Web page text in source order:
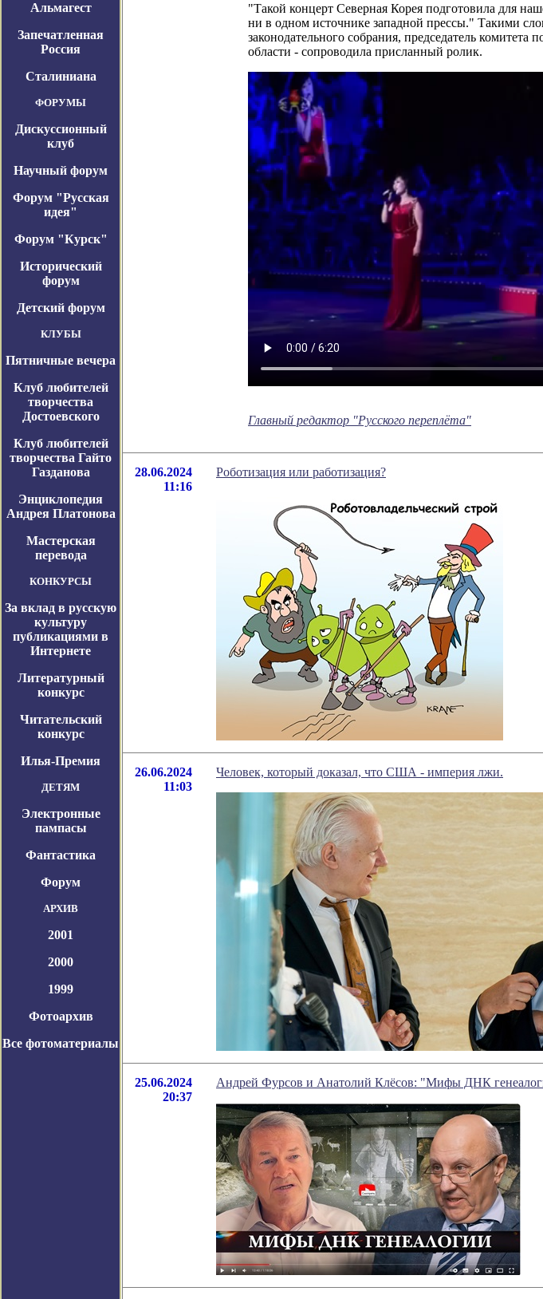
Альмагест
Запечатленная
Россия
Сталиниана
ФОРУМЫ
Дискуссионный
клуб
Научный форум
Форум "Русская
идея"
Форум "Курск"
Исторический
форум
Детский форум
КЛУБЫ
Пятничные вечера
Клуб любителей
творчества
Достоевского
Клуб любителей
творчества Гайто
Газданова
Энциклопедия
Андрея Платонова
Мастерская
перевода
КОНКУРСЫ
За вклад в русскую
культуру
публикациями в
Интернете
Литературный
конкурс
Читательский
конкурс
Илья-Премия
ДЕТЯМ
Электронные
пампасы
Фантастика
Форум
АРХИВ
2001
2000
1999
Фотоархив
Все фотоматериалы
"Такой концерт Северная Корея подготовила для
ни в одном источнике западной прессы." Такими
законодательного собрания, председатель
области - сопроводила присланный ролик.
Главный редактор "Русского переплёта"
28.06.2024
11:16
Роботизация или работизация?
26.06.2024
11:03
Человек, который доказал, что США - империя лжи.
25.06.2024
20:37
Андрей Фурсов и Анатолий Клёсов: "Мифы ДНК